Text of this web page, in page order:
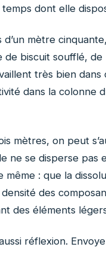
dont elle
mètre
de biscuit soufflé,
très bien
dans la colonne
mètres, on peut
ne se disperse pas
même : que la
des
des éléments
réflexion.